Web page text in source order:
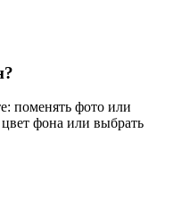
поменять фото или
цвет фона или выбрать